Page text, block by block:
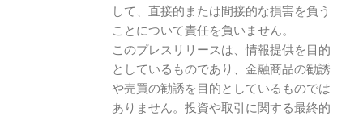
して、直接的または間接的な損害を負う
ことについて責任を負いません。
このプレスリリースは、情報提供を目的
としているものであり、金融商品の勧誘
や売買の勧誘を目的としているものでは
ありません。投資や取引に関する最終的